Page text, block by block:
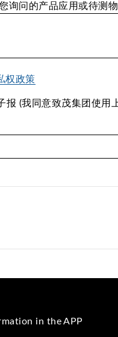
询问的产品应用或待测
权政策
报 (我同意致茂集团使用
in the APP